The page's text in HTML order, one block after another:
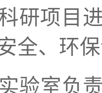
研项目
全、环
验室负